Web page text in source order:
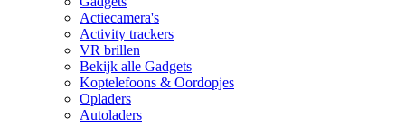
Actiecamera's
Activity trackers
VR brillen
Bekijk alle Gadgets
Koptelefoons & Oordopjes
Opladers
Autoladers